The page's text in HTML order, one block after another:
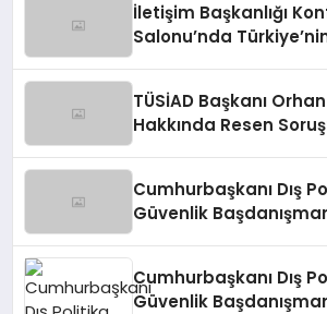
İletişim Başkanlığı
Salonu’nda
TÜSİAD Başkanı
Hakkında Resen
Cumhurbaşkanı Dış
Güvenlik
Cumhurbaşkanı Dış
Güvenlik